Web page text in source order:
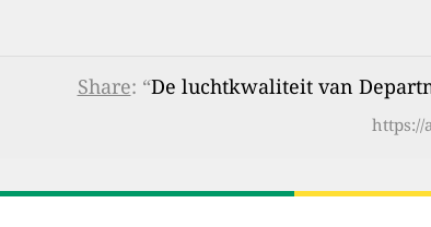
Share: “De luchtkwaliteit van
https://